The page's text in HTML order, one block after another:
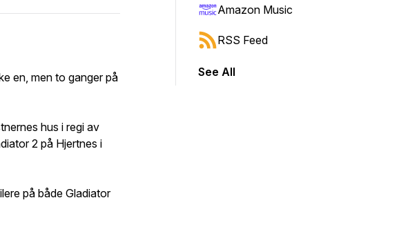
en, men to ganger på
hus i regi av
2 på Hjertnes i
på både Gladiator
Amazon Music
RSS Feed
See All